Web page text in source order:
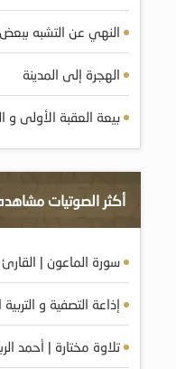
النهي عن التشبه
الهجرة إلى المدينة
بيعة العقبة الأولى و
أكثر الصوتيات
سورة الماعون |
إذاعة التصفية و التربية
تلاوة مختارة | أحمد